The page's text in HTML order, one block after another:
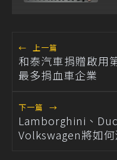
← 上一篇
和泰汽車捐贈啟用
最多捐血車企業
下一篇 →
Lamborghini、
Volkswagen將如何